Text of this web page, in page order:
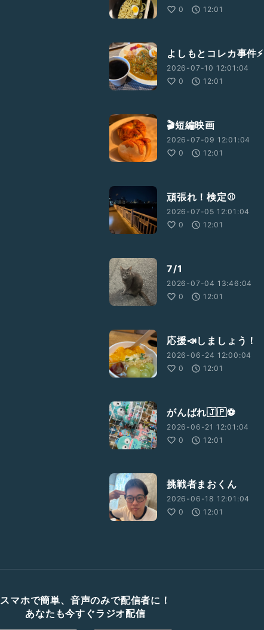
0
12:01
よしもとコレカ事件⚡️
2026-07-10 12:01:04
0
12:01
🎬短編映画
2026-07-09 12:01:04
0
12:01
頑張れ！検定⚾️
2026-07-05 12:01:04
0
12:01
7/1
2026-07-04 13:46:04
0
12:01
応援📣しましょう！
2026-06-24 12:00:04
0
12:01
がんばれ🇯🇵⚽️
2026-06-21 12:01:04
0
12:01
挑戦者まおくん
2026-06-18 12:01:04
0
12:01
スマホで簡単、音声のみで配信者に！
あなたも今すぐラジオ配信